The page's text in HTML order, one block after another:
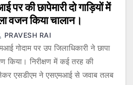
वजन किया चालान।
PRAVESH RAI
गोदाम पर उप जिलाधिकारी ने छापा
किया। निरीक्षण में कई तरह की
एसडीएम ने एसएमआई से जवाब तलब